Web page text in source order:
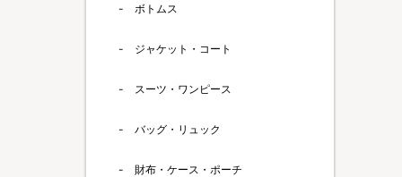
ボトムス
ジャケット・コート
スーツ・ワンピース
バッグ・リュック
財布・ケース・ポーチ